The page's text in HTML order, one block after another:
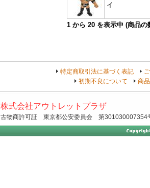
イ
1 から 20 を表示中 (商品
特定商取引法に基づく表記
初期不良について
商
株式会社アウトレットプラザ
古物商許可証 東京都公安委員会 第301030007354